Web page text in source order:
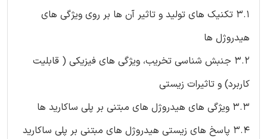
3.1 تکنیک های تولید و تاثیر آن ها بر روی ویژگی های
هیدروژل ها
3.2 جنبش شناسی تخریب، ویژگی های فیزیکی ( قابلیت
کاربرد) و تاثیرات زیستی
3.3 ویژگی های هیدروژل های مبتنی بر پلی ساکارید ها
3.4 پاسخ های زیستی هیدروژل های مبتنی بر پلی ساکارید